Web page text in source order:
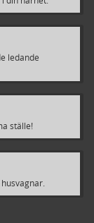
ledande
ställe!